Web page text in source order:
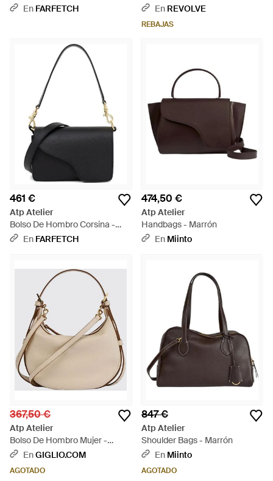
Marrón
En FARFETCH
Blanco
En REVOLVE
REBAJAS
461 €
Atp Atelier
Bolso De Hombro Corsina -
Negro
En FARFETCH
474,50 €
Atp Atelier
Handbags - Marrón
En Miinto
367,50 €
Atp Atelier
Bolso De Hombro Mujer -
Neutro
EnGIGLIO.COM
AGOTADO
847 €
Atp Atelier
Shoulder Bags - Marrón
En Miinto
AGOTADO